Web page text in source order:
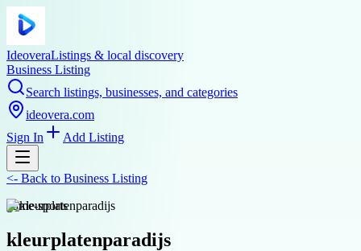
IdeoveraListings & local discovery
Business Listing
Search listings, businesses, and categories
ideovera.com
Sign In
Add Listing
<- Back to Business Listing
game-sports
kleurplatenparadijs